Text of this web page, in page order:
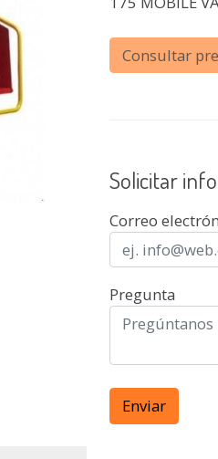
Consultar
Solicitar
Correo
Pregunta
Enviar